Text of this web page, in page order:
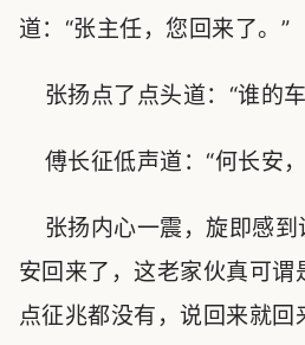
道：“张主任，您回来了。”
张扬点了点头道：“谁的
傅长征低声道：“何长安
张扬内心一震，旋即感到
安回来了，这老家伙真可
点征兆都没有，说回来就回